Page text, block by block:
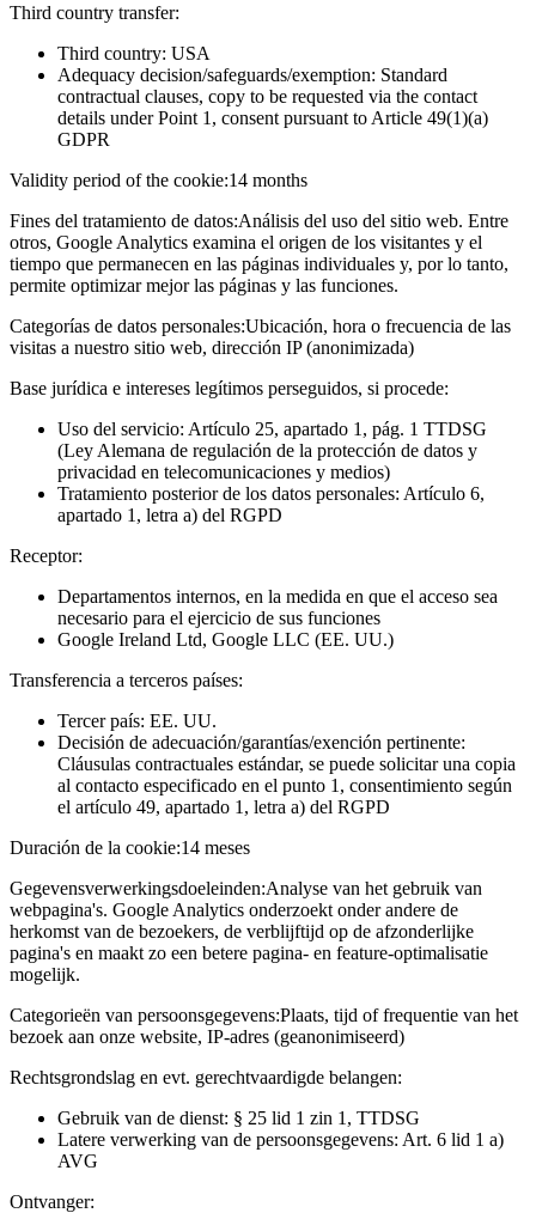
Third country transfer:
Third country: USA
Adequacy decision/safeguards/exemption: Standard
contractual clauses, copy to be requested via the contact
details under Point 1, consent pursuant to Article 49(1)(a)
GDPR
Validity period of the cookie:14 months
Fines del tratamiento de datos:Análisis del uso del sitio web. Entre
otros, Google Analytics examina el origen de los visitantes y el
tiempo que permanecen en las páginas individuales y, por lo tanto,
permite optimizar mejor las páginas y las funciones.
Categorías de datos personales:Ubicación, hora o frecuencia de las
visitas a nuestro sitio web, dirección IP (anonimizada)
Base jurídica e intereses legítimos perseguidos, si procede:
Uso del servicio: Artículo 25, apartado 1, pág. 1 TTDSG
(Ley Alemana de regulación de la protección de datos y
privacidad en telecomunicaciones y medios)
Tratamiento posterior de los datos personales: Artículo 6,
apartado 1, letra a) del RGPD
Receptor:
Departamentos internos, en la medida en que el acceso sea
necesario para el ejercicio de sus funciones
Google Ireland Ltd, Google LLC (EE. UU.)
Transferencia a terceros países:
Tercer país: EE. UU.
Decisión de adecuación/garantías/exención pertinente:
Cláusulas contractuales estándar, se puede solicitar una copia
al contacto especificado en el punto 1, consentimiento según
el artículo 49, apartado 1, letra a) del RGPD
Duración de la cookie:14 meses
Gegevensverwerkingsdoeleinden:Analyse van het gebruik van
webpagina's. Google Analytics onderzoekt onder andere de
herkomst van de bezoekers, de verblijftijd op de afzonderlijke
pagina's en maakt zo een betere pagina- en feature-optimalisatie
mogelijk.
Categorieën van persoonsgegevens:Plaats, tijd of frequentie van het
bezoek aan onze website, IP-adres (geanonimiseerd)
Rechtsgrondslag en evt. gerechtvaardigde belangen:
Gebruik van de dienst: § 25 lid 1 zin 1, TTDSG
Latere verwerking van de persoonsgegevens: Art. 6 lid 1 a)
AVG
Ontvanger: